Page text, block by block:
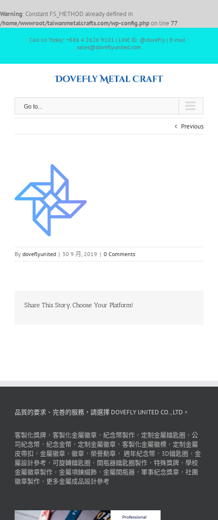
Warning: Constant FS_METHOD already defined in
/home/wwwroot/taiwanmetalcrafts.com/wp-config.phpon line 77
Call Us Today! +886 4 2626 9101 | LINE ID: @doveFly | E-mail :
sales@doveflyunited.com
Go to...
Previous
By doveflyunited | 30 9 月, 2019 | 0 Comments
Share This Story, Choose Your Platform!
品質的要求、完善的服務，請選擇 DOVEFLY UNITED CO., LTD。
客製化獎牌 ， 客製化金屬徽章 ， 紀念幣製作 ， 定制金屬鑰匙圈 ， 公
司紀念幣 ， 紀念金幣 ， 定制金屬徽章 ， 客製化金屬徽標 ， 定制金屬
皮帶扣 ， 金屬徽章 ， 徽章 ， 榮譽勳章 ， 週年紀念幣 ， 3D鑰匙圈 ， 金
屬設計參考 ， 可旋轉鑰匙圈 ， 開瓶器鑰匙圈製作 ， 特殊獎牌 ， 學校
金屬徽章製作 ， 金屬項鍊綴飾 ， 金屬開瓶器 ， 軍事紀念獎章 ， 社團
徽章製作 ， 更多金屬成品設計參考